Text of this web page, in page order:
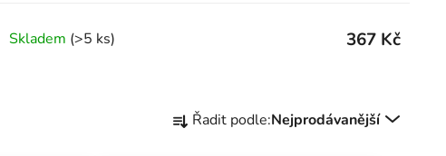
Skladem (>5 ks) 367 Kč
Řazení produktů
Řadit podle:Nejprodávanější